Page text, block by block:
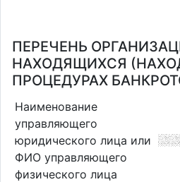
ПЕРЕЧЕНЬ
НАХОДЯЩИХСЯ
ПРОЦЕДУРАХ
Наименование
управляющего
юридического лица или
ФИО управляющего
физического лица